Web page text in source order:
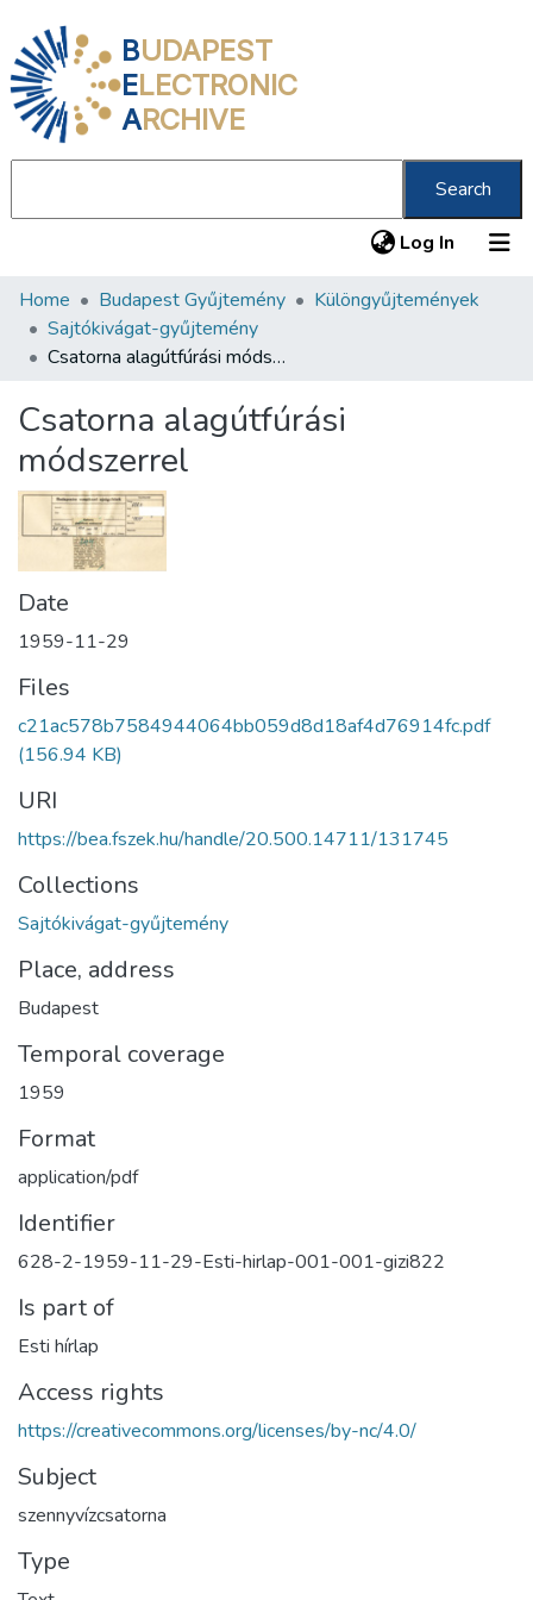
BUDAPEST
ELECTRONIC
ARCHIVE
Search
Log In (current)
Communities & Collections
All of DSpace
About us
Home Budapest Gyűjtemény
Különgyűjtemények
Sajtókivágat-gyűjtemény
Csatorna alagútfúrási módszerrel
Csatorna alagútfúrási
módszerrel
Date
1959-11-29
Files
c21ac578b7584944064bb059d8d18af4d76914fc.pdf
(156.94 KB)
URI
https://bea.fszek.hu/handle/20.500.14711/131745
Collections
Sajtókivágat-gyűjtemény
Place, address
Budapest
Temporal coverage
1959
Format
application/pdf
Identifier
628-2-1959-11-29-Esti-hirlap-001-001-gizi822
Is part of
Esti hírlap
Access rights
https://creativecommons.org/licenses/by-nc/4.0/
Subject
szennyvízcsatorna
Type